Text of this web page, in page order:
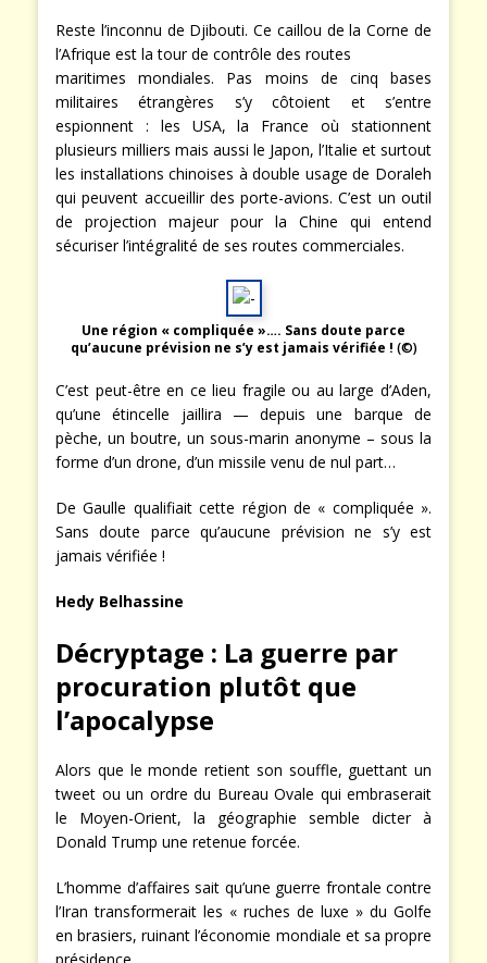
Reste l’inconnu de Djibouti. Ce caillou de la Corne de
l’Afrique est la tour de contrôle des routes
maritimes mondiales. Pas moins de cinq bases
militaires étrangères s’y côtoient et s’entre
espionnent : les USA, la France où stationnent
plusieurs milliers mais aussi le Japon, l’Italie et surtout
les installations chinoises à double usage de Doraleh
qui peuvent accueillir des porte-avions. C’est un outil
de projection majeur pour la Chine qui entend
sécuriser l’intégralité de ses routes commerciales.
Une région « compliquée »…. Sans doute parce
qu’aucune prévision ne s’y est jamais vérifiée ! (©)
C’est peut-être en ce lieu fragile ou au large d’Aden,
qu’une étincelle jaillira — depuis une barque de
pèche, un boutre, un sous-marin anonyme – sous la
forme d’un drone, d’un missile venu de nul part…
De Gaulle qualifiait cette région de « compliquée ».
Sans doute parce qu’aucune prévision ne s’y est
jamais vérifiée !
Hedy Belhassine
Décryptage : La guerre par
procuration plutôt que
l’apocalypse
Alors que le monde retient son souffle, guettant un
tweet ou un ordre du Bureau Ovale qui embraserait
le Moyen-Orient, la géographie semble dicter à
Donald Trump une retenue forcée.
L’homme d’affaires sait qu’une guerre frontale contre
l’Iran transformerait les « ruches de luxe » du Golfe
en brasiers, ruinant l’économie mondiale et sa propre